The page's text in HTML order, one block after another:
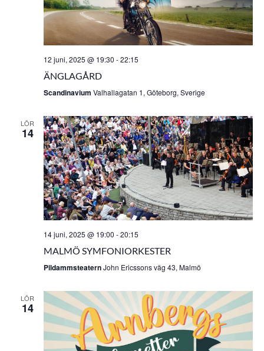
12 juni, 2025 @ 19:30 -22:15
ÄNGLAGÅRD
Scandinavium Valhallagatan 1, Göteborg, Sverige
LÖR
14
14 juni, 2025 @ 19:00 -20:15
MALMÖ SYMFONIORKESTER
PildammsteaternJohn Ericssons väg 43, Malmö
LÖR
14